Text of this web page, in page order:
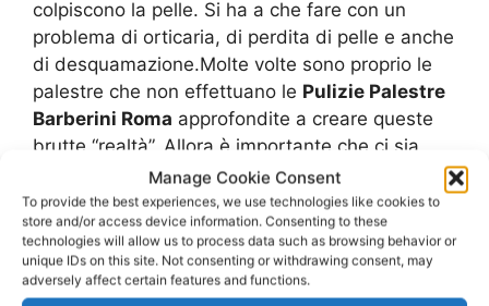
Manage Cookie Consent
To provide the best experiences, we use technologies like cookies to
store and/or access device information. Consenting to these
technologies will allow us to process data such as browsing behavior or
unique IDs on this site. Not consenting or withdrawing consent, may
adversely affect certain features and functions.
colpiscono la pelle. Si ha a che fare con un
problema di orticaria, di perdita di pelle e anche
di desquamazione.Molte volte sono proprio le
palestre che non effettuano le Pulizie Palestre
Barberini Roma approfondite a creare queste
brutte “realtà”. Allora è importante che ci sia
un’attenzione da parte di coloro che si
occupano dellePulizie Palestre Barberini
Roma. Per limitare anche queste carenze molti
utenti utilizzano le famose pattine, ciabatte o
pantofole da doccia, ma che comunque vanno a